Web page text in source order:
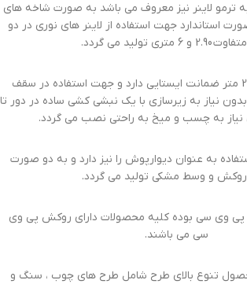
ترمو لاینر نیز معروف می باشد به صورت شاخه های
به صورت استاندارد جهت استفاده از لاینر های نوری در دو
متری تولید می گردد.
این محصول تا طول 2 متر ضمانت ایستایی دارد و جهت استفاده در سقف
نیاز به زیرسازی با یک نبشی کشی ساده در دور تا
به چسب و میخ به راحتی نصب می گردد.
به عنوان دیوارپوش را نیز دارد و به دو صورت
روکش و وسط مشکی تولید می گردد.
وی سی بوده کلیه محصولات دارای روکش پی وی
سی می باشند.
تنوع بالای طرح شامل طرح های چوب ، سنگ و